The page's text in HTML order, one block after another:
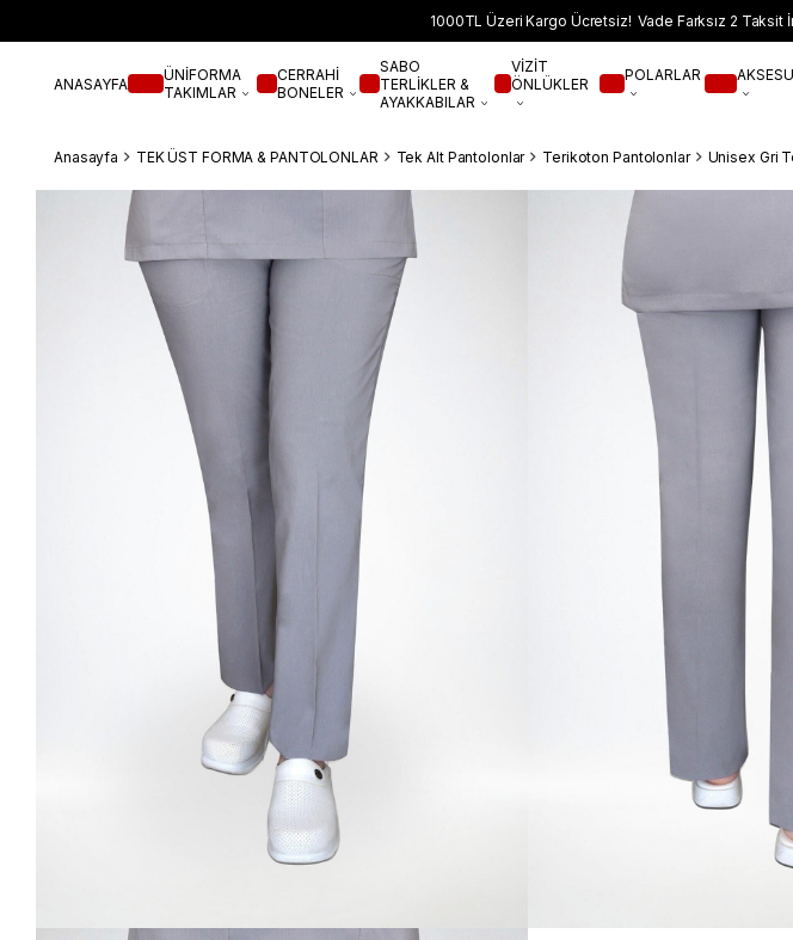
1000TL Üzeri Kargo Ücretsiz! Vade Farksız 2 Taksit
ANASAYFA
ÜNİFORMA
TAKIMLAR
CERRAHİ
BONELER
SABO
TERLİKLER &
AYAKKABILAR
VİZİT
ÖNLÜKLER
POLARLAR
Anasayfa TEK ÜST FORMA & PANTOLONLAR Tek Alt Pantolonlar Terikoton Pantolonlar Unisex Gri